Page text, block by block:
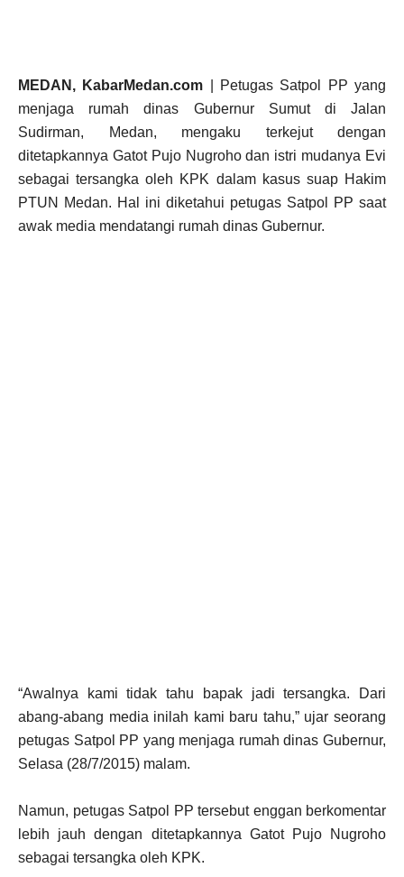
MEDAN, KabarMedan.com | Petugas Satpol PP yang
menjaga rumah dinas Gubernur Sumut di Jalan
Sudirman, Medan, mengaku terkejut dengan
ditetapkannya Gatot Pujo Nugroho dan istri mudanya Evi
sebagai tersangka oleh KPK dalam kasus suap Hakim
PTUN Medan. Hal ini diketahui petugas Satpol PP saat
awak media mendatangi rumah dinas Gubernur.
“Awalnya kami tidak tahu bapak jadi tersangka. Dari
abang-abang media inilah kami baru tahu,” ujar seorang
petugas Satpol PP yang menjaga rumah dinas Gubernur,
Selasa (28/7/2015) malam.
Namun, petugas Satpol PP tersebut enggan berkomentar
lebih jauh dengan ditetapkannya Gatot Pujo Nugroho
sebagai tersangka oleh KPK.